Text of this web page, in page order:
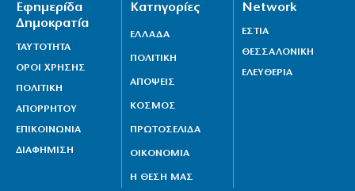
Εφημερίδα
Δημοκρατία
ΤΑΥΤΟΤΗΤΑ
ΟΡΟΙ ΧΡΗΣΗΣ
ΠΟΛΙΤΙΚΗ
ΑΠΟΡΡΗΤΟΥ
ΕΠΙΚΟΙΝΩΝΙΑ
ΔΙΑΦΗΜΙΣΗ
Κατηγορίες
ΕΛΛΑΔΑ
ΠΟΛΙΤΙΚΗ
ΑΠΟΨΕΙΣ
ΚΟΣΜΟΣ
ΠΡΩΤΟΣΕΛΙΔΑ
ΟΙΚΟΝΟΜΙΑ
Η ΘΕΣΗ ΜΑΣ
Network
ΕΣΤΙΑ
ΘΕΣΣΑΛΟΝΙΚΗ
ΕΛΕΥΘΕΡΙΑ